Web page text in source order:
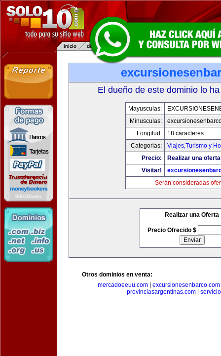
El dueño de este dominio lo
Mayusculas:
Minusculas:
Longitud:
18 caracteres
Categorias:
Viajes,Turismo y
Precio:
Realizar una
Visitar!
Serán consideradas
Realizar una Oferta
Precio Ofrecido $
Otros dominios en venta:
mercadoeeuu.com
excursionesenbarco.com
provinciasargentinas.com|